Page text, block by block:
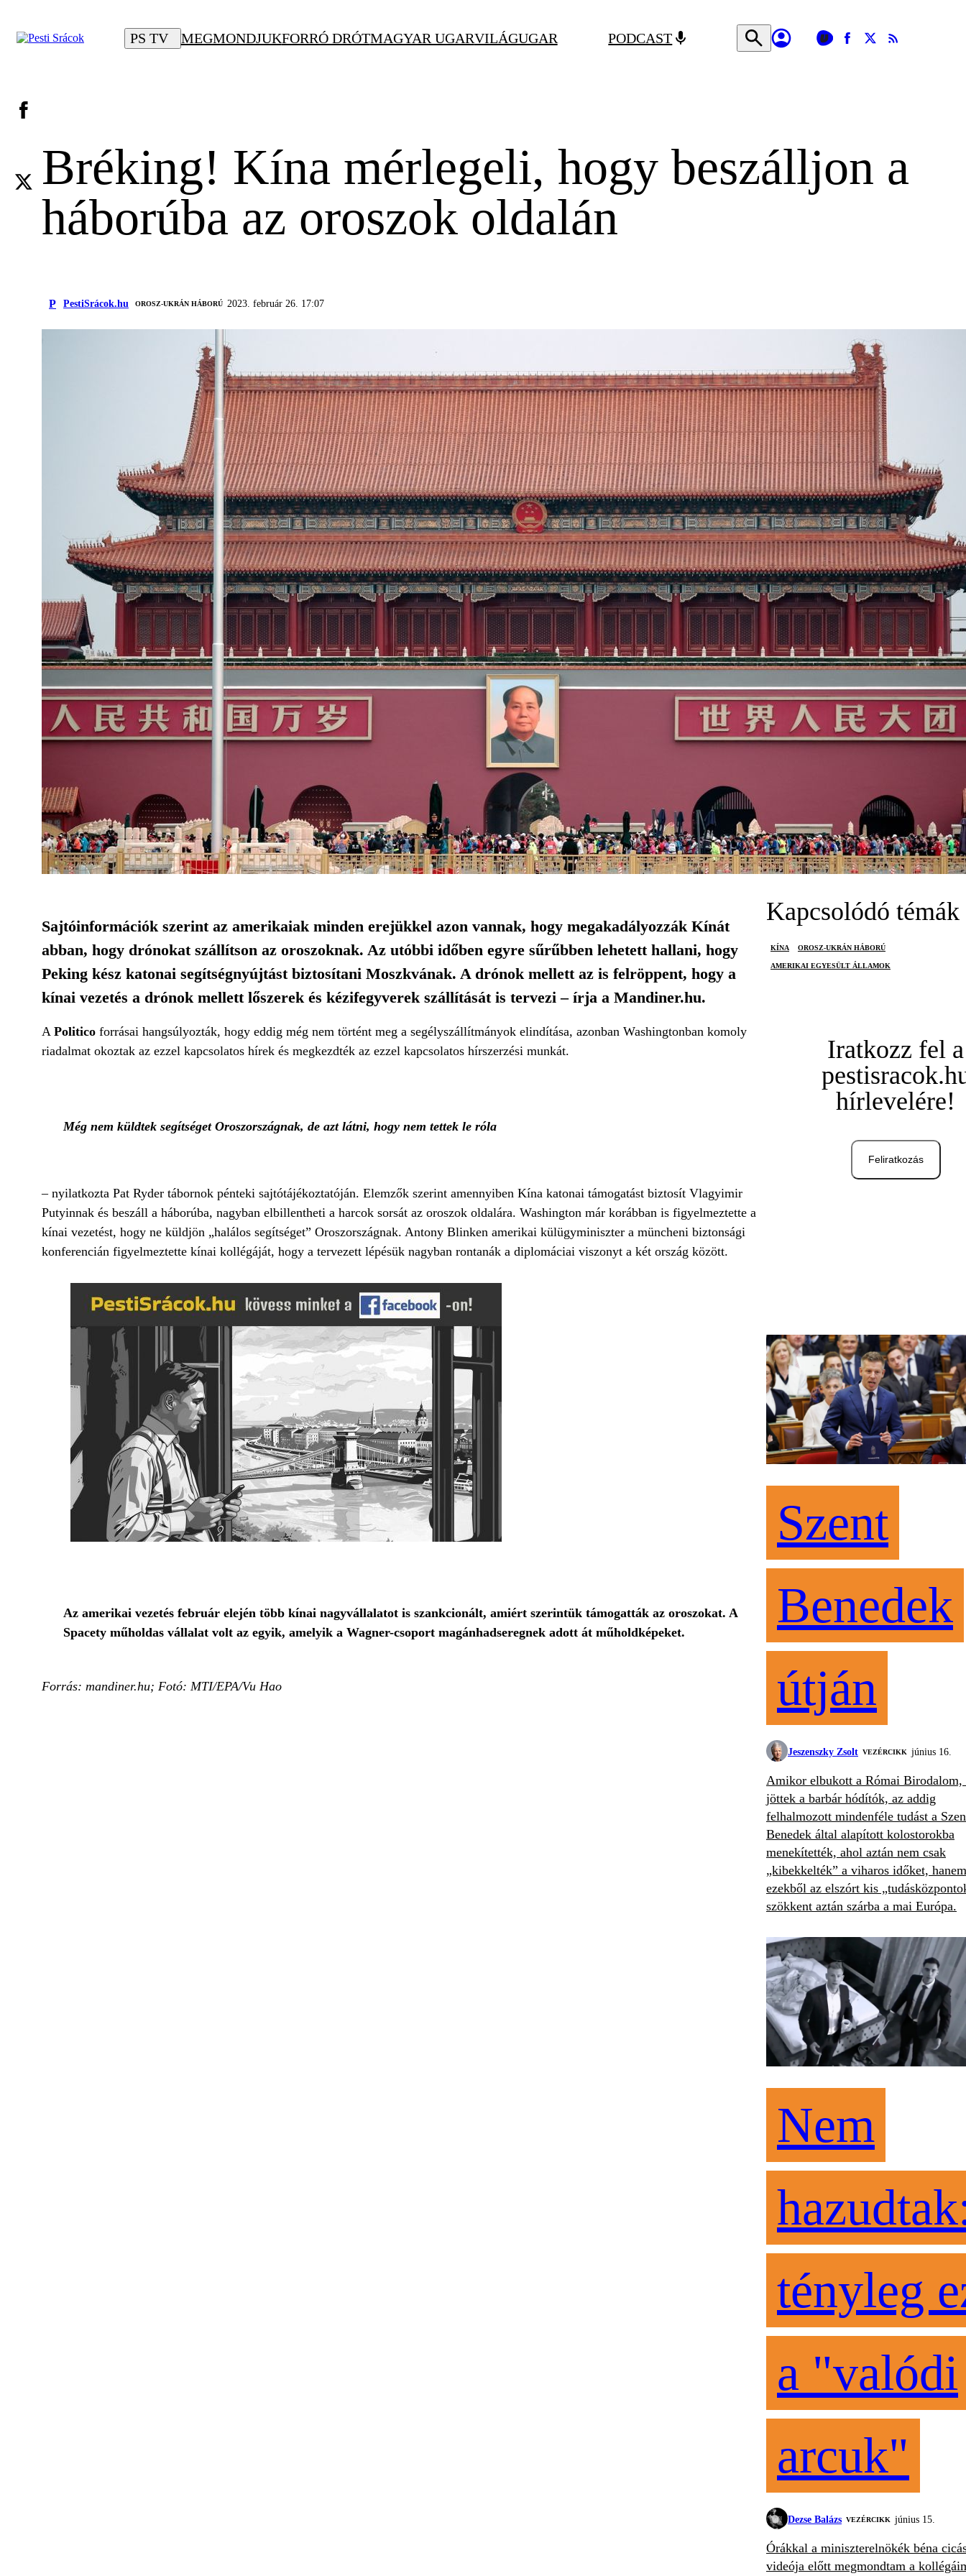
PS TV MEGMONDJUKFORRÓ DRÓTMAGYAR UGARVILÁGUGAR PODCAST
Bréking! Kína mérlegeli, hogy beszálljon a
háborúba az oroszok oldalán
P PestiSrácok.hu ‎ OROSZ-UKRÁN HÁBORÚ 2023. február 26. 17:07
Sajtóinformációk szerint az amerikaiak minden erejükkel azon vannak, hogy megakadályozzák Kínát
abban, hogy drónokat szállítson az oroszoknak. Az utóbbi időben egyre sűrűbben lehetett hallani, hogy
Peking kész katonai segítségnyújtást biztosítani Moszkvának. A drónok mellett az is felröppent, hogy a
kínai vezetés a drónok mellett lőszerek és kézifegyverek szállítását is tervezi – írja a Mandiner.hu.
A Politico forrásai hangsúlyozták, hogy eddig még nem történt meg a segélyszállítmányok elindítása, azonban Washingtonban komoly
riadalmat okoztak az ezzel kapcsolatos hírek és megkezdték az ezzel kapcsolatos hírszerzési munkát.
Még nem küldtek segítséget Oroszországnak, de azt látni, hogy nem tettek le róla
– nyilatkozta Pat Ryder tábornok pénteki sajtótájékoztatóján. Elemzők szerint amennyiben Kína katonai támogatást biztosít Vlagyimir
Putyinnak és beszáll a háborúba, nagyban elbillentheti a harcok sorsát az oroszok oldalára. Washington már korábban is figyelmeztette a
kínai vezetést, hogy ne küldjön „halálos segítséget” Oroszországnak. Antony Blinken amerikai külügyminiszter a müncheni biztonsági
konferencián figyelmeztette kínai kollégáját, hogy a tervezett lépésük nagyban rontanák a diplomáciai viszonyt a két ország között.
Az amerikai vezetés február elején több kínai nagyvállalatot is szankcionált, amiért szerintük támogatták az oroszokat. A
Spacety műholdas vállalat volt az egyik, amelyik a Wagner-csoport magánhadseregnek adott át műholdképeket.
Forrás: mandiner.hu; Fotó: MTI/EPA/Vu Hao
Kapcsolódó témák
KÍNA OROSZ-UKRÁN HÁBORÚ
AMERIKAI EGYESÜLT ÁLLAMOK
Iratkozz fel a
hírlevelére!
Feliratkozás
Szent
Benedek
útján
Jeszenszky Zsolt VEZÉRCIKK június 16.
Amikor elbukott a Római Birodalom,
jöttek a barbár hódítók, az addig
felhalmozott mindenféle tudást a
Benedek által alapított kolostorokba
menekítették, ahol aztán nem csak
„kibekkelték” a viharos időket, hanem
ezekből az elszórt kis
szökkent aztán szárba a mai Európa.
Nem
tényleg
a "valódi
arcuk"
Dezse Balázs VEZÉRCIKK június 15.
Órákkal a miniszterelnökék béna
videója előtt megmondtam a